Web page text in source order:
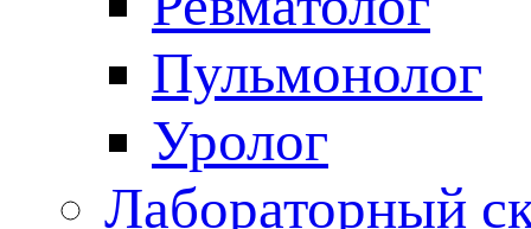
Пульмонолог
Уролог
Лабораторный